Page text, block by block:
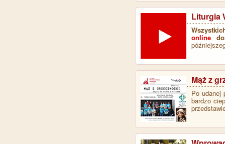
Liturgia
online
Mąż z
Po udanej
bardzo